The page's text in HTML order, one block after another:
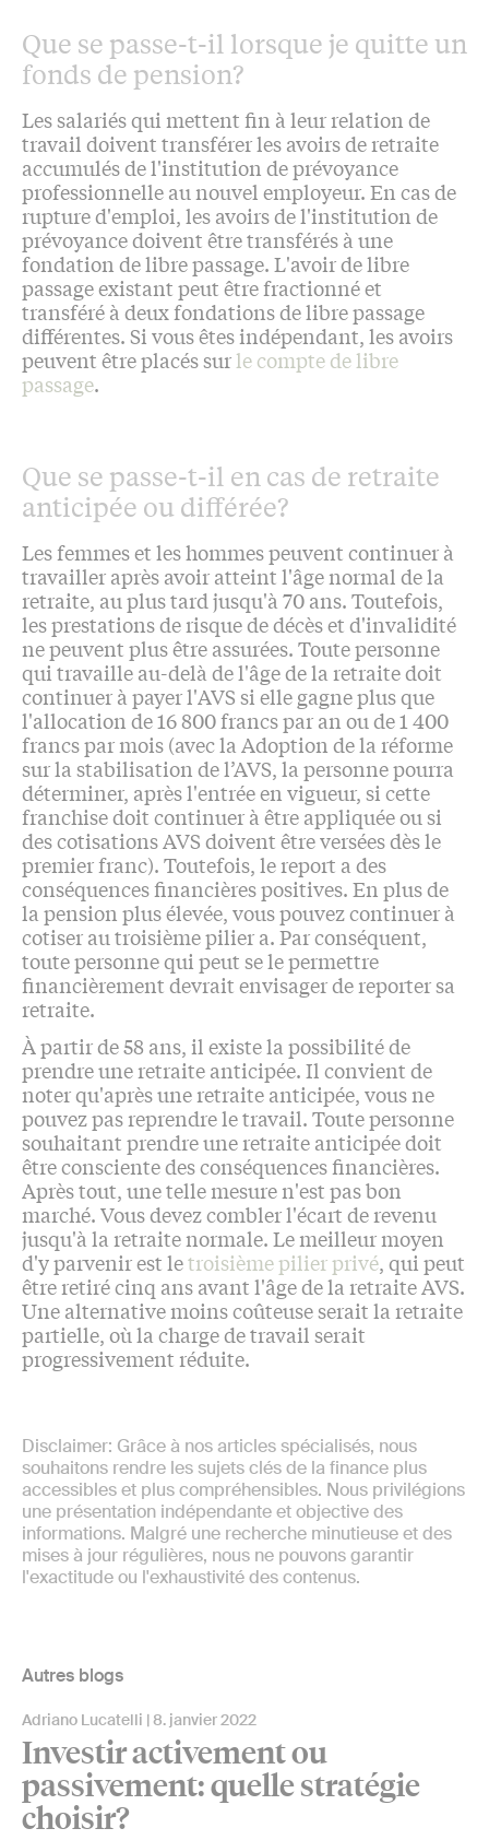
Que se passe-t-il lorsque je quitte un
fonds de pension?
Les salariés qui mettent fin à leur relation de
travail doivent transférer les avoirs de retraite
accumulés de l'institution de prévoyance
professionnelle au nouvel employeur. En cas de
rupture d'emploi, les avoirs de l'institution de
prévoyance doivent être transférés à une
fondation de libre passage. L'avoir de libre
passage existant peut être fractionné et
transféré à deux fondations de libre passage
différentes. Si vous êtes indépendant, les avoirs
peuvent être placés surle compte de libre
passage.
Que se passe-t-il en cas de retraite
anticipée ou différée?
Les femmes et les hommes peuvent continuer à
travailler après avoir atteint l'âge normal de la
retraite, au plus tard jusqu'à 70 ans. Toutefois,
les prestations de risque de décès et d'invalidité
ne peuvent plus être assurées. Toute personne
qui travaille au-delà de l'âge de la retraite doit
continuer à payer l'AVS si elle gagne plus que
l'allocation de 16 800 francs par an ou de 1 400
francs par mois (avec la Adoption de la réforme
sur la stabilisation de l’AVS, la personne pourra
déterminer, après l'entrée en vigueur, si cette
franchise doit continuer à être appliquée ou si
des cotisations AVS doivent être versées dès le
premier franc). Toutefois, le report a des
conséquences financières positives. En plus de
la pension plus élevée, vous pouvez continuer à
cotiser au troisième pilier a. Par conséquent,
toute personne qui peut se le permettre
financièrement devrait envisager de reporter sa
retraite.
À partir de 58 ans, il existe la possibilité de
prendre une retraite anticipée. Il convient de
noter qu'après une retraite anticipée, vous ne
pouvez pas reprendre le travail. Toute personne
souhaitant prendre une retraite anticipée doit
être consciente des conséquences financières.
Après tout, une telle mesure n'est pas bon
marché. Vous devez combler l'écart de revenu
jusqu'à la retraite normale. Le meilleur moyen
d'y parvenir est letroisième pilier privé, qui peut
être retiré cinq ans avant l'âge de la retraite AVS.
Une alternative moins coûteuse serait la retraite
partielle, où la charge de travail serait
progressivement réduite.
Disclaimer: Grâce à nos articles spécialisés, nous
souhaitons rendre les sujets clés de la finance plus
accessibles et plus compréhensibles. Nous privilégions
une présentation indépendante et objective des
informations. Malgré une recherche minutieuse et des
mises à jour régulières, nous ne pouvons garantir
l'exactitude ou l'exhaustivité des contenus.
Autres blogs
Adriano Lucatelli 8. janvier 2022
Investir activement ou
passivement: quelle stratégie
choisir?